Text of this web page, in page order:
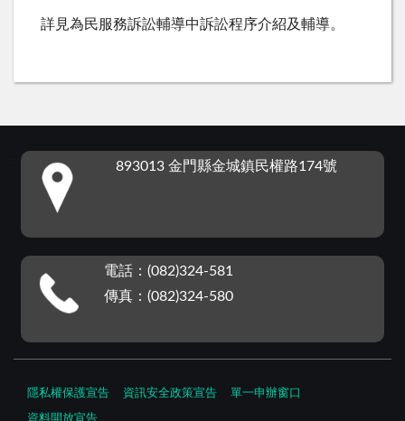
詳見為民服務訴訟輔導中訴訟程序介紹及輔導。
893013 金門縣金城鎮民權路174號
電話：(082)324-581
傳真：(082)324-580
隱私權保護宣告 資訊安全政策宣告 單一申辦窗口
資料開放宣告